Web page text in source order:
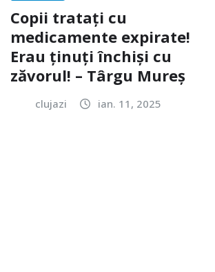
Copii tratați cu
medicamente expirate!
Erau ținuți închiși cu
zăvorul! – Târgu Mureș
clujazi ian. 11, 2025